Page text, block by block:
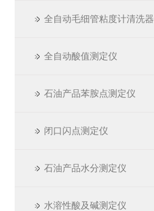
全自动毛细管粘度计清洗器
全自动酸值测定仪
石油产品苯胺点测定仪
闭口闪点测定仪
石油产品水分测定仪
水溶性酸及碱测定仪